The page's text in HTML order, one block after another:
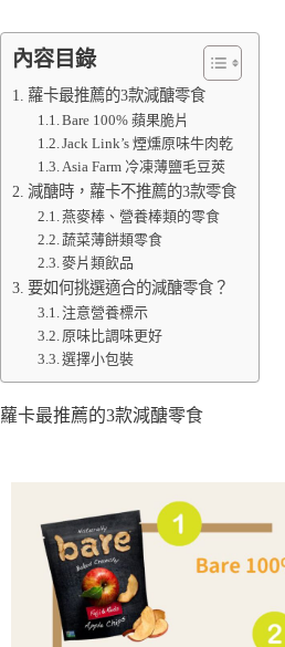
內容目錄
蘿卡最推薦的3款減醣零食
Bare 100% 蘋果脆片
Jack Link’s 煙燻原味牛肉乾
Asia Farm 冷凍薄鹽毛豆莢
減醣時，蘿卡不推薦的3款零食
燕麥棒、營養棒類的零食
蔬菜薄餅類零食
麥片類飲品
要如何挑選適合的減醣零食？
注意營養標示
原味比調味更好
選擇小包裝
蘿卡最推薦的3款減醣零食